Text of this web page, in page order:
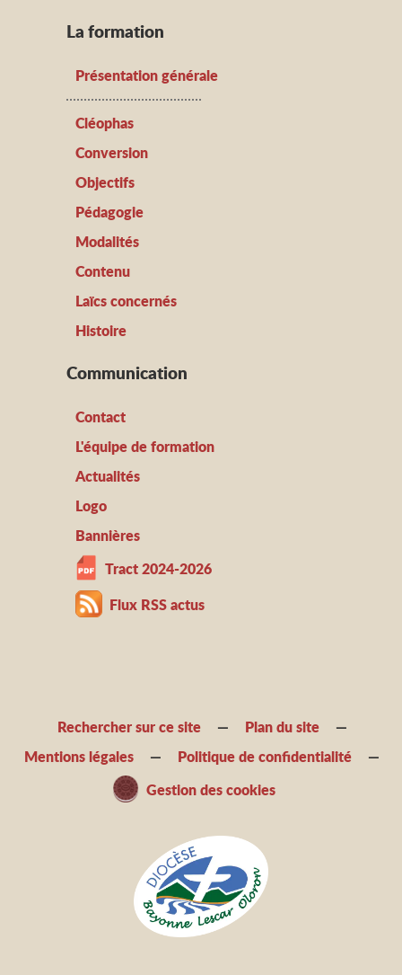
La formation
Présentation générale
Cléophas
Conversion
Objectifs
Pédagogie
Modalités
Contenu
Laïcs concernés
Histoire
Communication
Contact
L'équipe de formation
Actualités
Logo
Bannières
Tract 2024-2026
Flux RSS actus
Rechercher sur ce site
Plan du site
Mentions légales
Politique de confidentialité
Gestion des cookies